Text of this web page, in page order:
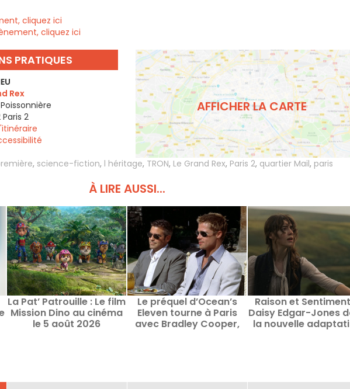
cliquez ici
cliquez ici
PRATIQUES
Rex
Paris 2
AFFICHER LA CARTE
, science-fiction, l héritage, TRON, Le Grand Rex, Paris 2, quartier Mail, paris
À LIRE AUSSI...
La Pat’ Patrouille : Le film
Mission Dino au cinéma
le 5 août 2026
Le préquel d’Ocean’s
Eleven tourne à Paris
avec Bradley Cooper,
Raison et
Daisy Edgar-Jones
la nouvelle